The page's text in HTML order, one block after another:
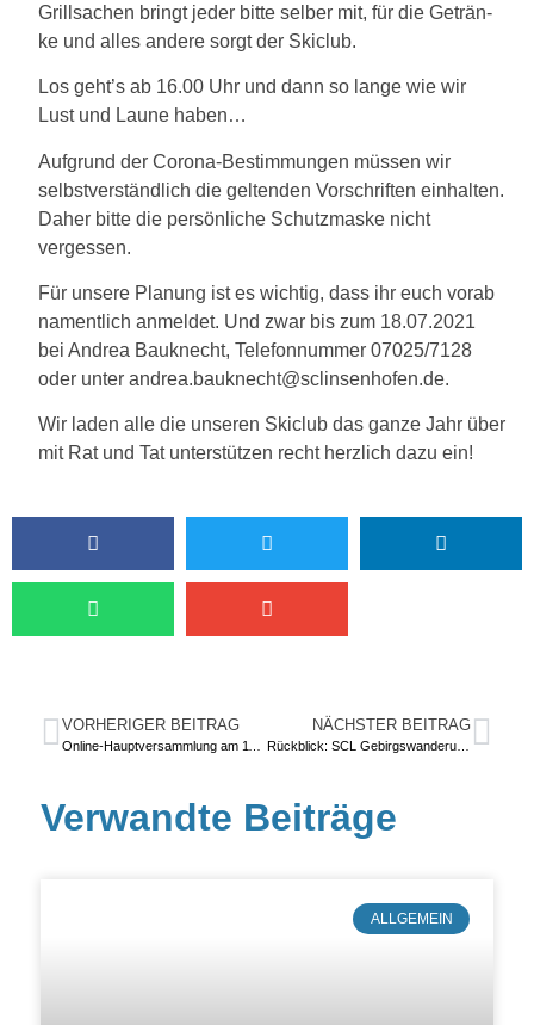
Grill­sa­chen bringt jeder bit­te sel­ber mit, für die Geträn­
ke und alles ande­re sorgt der Skiclub.
Los geht’s ab 16.00 Uhr und dann so lan­ge wie wir
Lust und Lau­ne haben…
Auf­grund der Coro­na-Bestim­mun­gen müs­sen wir
selbst­ver­ständ­lich die gel­ten­den Vor­schrif­ten ein­hal­ten.
Daher bit­te die per­sön­li­che Schutz­mas­ke nicht
vergessen.
Für unse­re Pla­nung ist es wich­tig, dass ihr euch vor­ab
nament­lich anmel­det. Und zwar bis zum 18.07.2021
bei Andrea Bau­knecht, Tele­fon­num­mer 07025/7128
oder unter andrea.bauknecht@sclinsenhofen.de.
Wir laden alle die unse­ren Ski­club das gan­ze Jahr über
mit Rat und Tat unter­stüt­zen recht herz­lich dazu ein!
VORHERIGER BEITRAG NÄCHSTER BEITRAG
Rückblick: SCL Gebirgswanderung 2021
Verwandte Beiträge
ALLGEMEIN